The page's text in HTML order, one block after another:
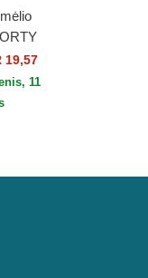
Era
19,57
11